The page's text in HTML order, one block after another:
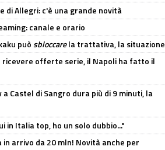
di Allegri: c'è una grande novità
canale e orario
puòsbloccarela trattativa, la situazione
ricevere offerte serie, il Napoli ha fatto il
Castel di Sangro dura più di 9 minuti, la
in Italia top, ho un solo dubbio..."
arrivo da 20 mln! Novità anche per